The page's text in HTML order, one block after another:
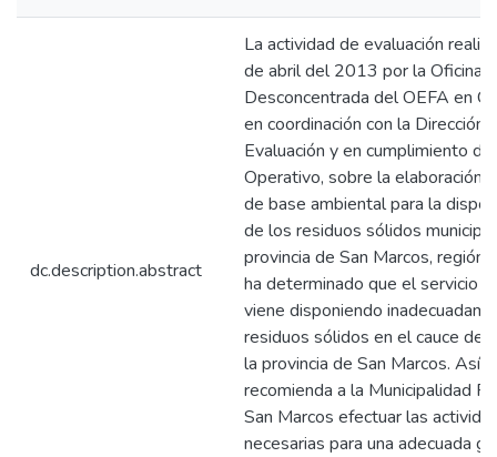
dc.description.abstract
La actividad de evaluación
de abril del 2013 por la Oficina
Desconcentrada del OEFA en
en coordinación con la Dirección
Evaluación y en cumplimiento
Operativo, sobre la elaboración
de base ambiental para la
de los residuos sólidos
provincia de San Marcos, región
ha determinado que el servicio
viene disponiendo
residuos sólidos en el cauce de
la provincia de San Marcos. Así
recomienda a la Municipalidad
San Marcos efectuar las
necesarias para una adecuada